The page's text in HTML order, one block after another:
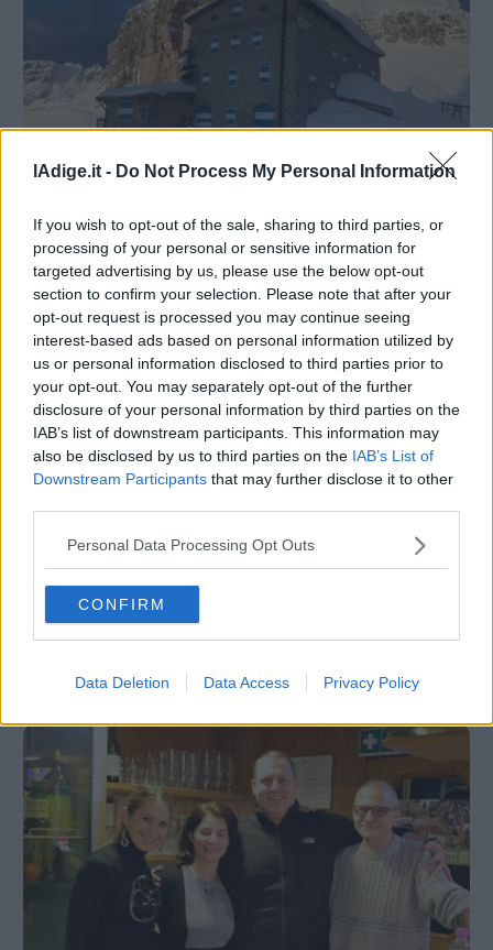
lAdige.it - Do Not Process My Personal Information
If you wish to opt-out of the sale, sharing to third parties, or
processing of your personal or sensitive information for
targeted advertising by us, please use the below opt-out
section to confirm your selection. Please note that after your
opt-out request is processed you may continue seeing
interest-based ads based on personal information utilized by
us or personal information disclosed to third parties prior to
your opt-out. You may separately opt-out of the further
disclosure of your personal information by third parties on the
IAB’s list of downstream participants. This information may
also be disclosed by us to third parties on the IAB’s List of
Downstream Participants that may further disclose it to other
Personal Data Processing Opt Outs
CONFIRM
Data Deletion Data Access Privacy Policy
La dura vita del rifugista, Nicolini racconta
«Tanti sacrifici. Ma abbiamo tolto il wi-fi e
la gente ha ricominciato a cantare
BARBARA GOIO
29 NOVEMBRE 2019
LAVIS – ROTALIANA
26 DICEMBRE 2018